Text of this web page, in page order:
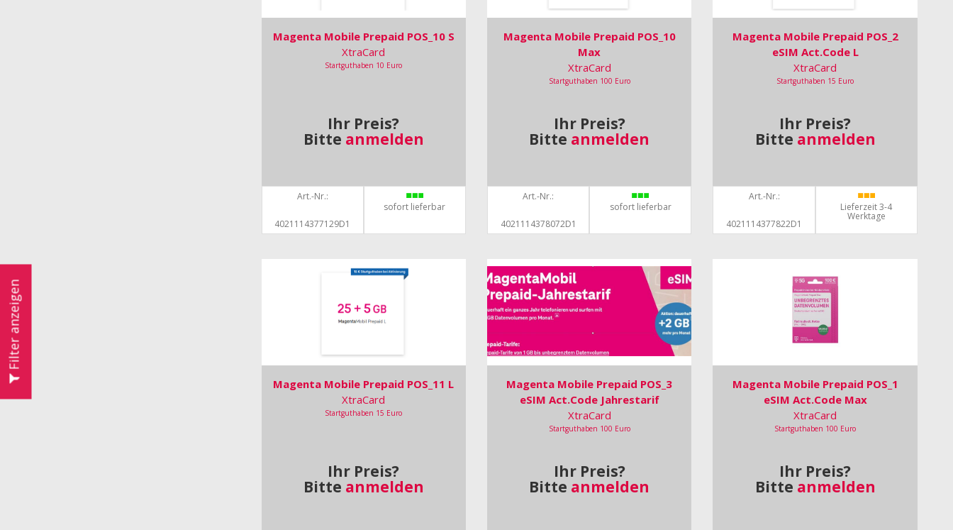
Filter anzeigen
Magenta Mobile Prepaid POS_10 S
XtraCard
Startguthaben 10 Euro
Ihr Preis?
Bitte anmelden
Art.-Nr.:
4021114377129D1
sofort lieferbar
Magenta Mobile Prepaid POS_10
Max
XtraCard
Startguthaben 100 Euro
Ihr Preis?
Bitte anmelden
Art.-Nr.:
4021114378072D1
sofort lieferbar
Magenta Mobile Prepaid POS_2
eSIM Act.Code L
XtraCard
Startguthaben 15 Euro
Ihr Preis?
Bitte anmelden
Art.-Nr.:
4021114377822D1
Lieferzeit 3-4
Werktage
Magenta Mobile Prepaid POS_11 L
XtraCard
Startguthaben 15 Euro
Ihr Preis?
Bitte anmelden
Magenta Mobile Prepaid POS_3
eSIM Act.Code Jahrestarif
XtraCard
Startguthaben 100 Euro
Ihr Preis?
Bitte anmelden
Magenta Mobile Prepaid POS_1
eSIM Act.Code Max
XtraCard
Startguthaben 100 Euro
Ihr Preis?
Bitte anmelden